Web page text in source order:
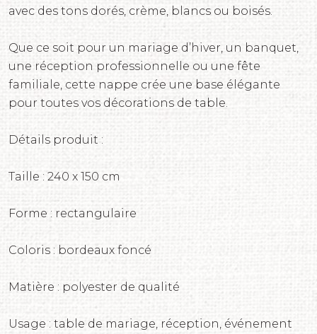
avec des tons dorés, crème, blancs ou boisés.
Que ce soit pour un mariage d’hiver, un banquet,
une réception professionnelle ou une fête
familiale, cette nappe crée une base élégante
pour toutes vos décorations de table.
Détails produit :
Taille : 240 x 150 cm
Forme : rectangulaire
Coloris : bordeaux foncé
Matière : polyester de qualité
Usage : table de mariage, réception, événement